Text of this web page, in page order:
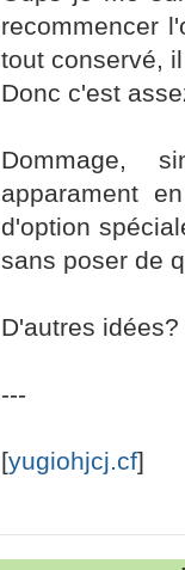
recommencer
tout conservé,
Donc c'est
Dommage,
apparament
d'option
sans poser de
D'autres idées?
---
[yugiohjcj.cf]